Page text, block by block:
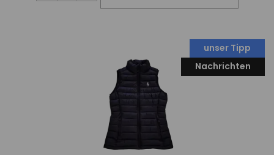
unser Tipp
Nachrichten